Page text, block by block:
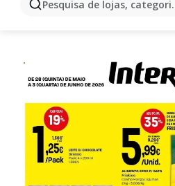
Pesquisa de lojas,